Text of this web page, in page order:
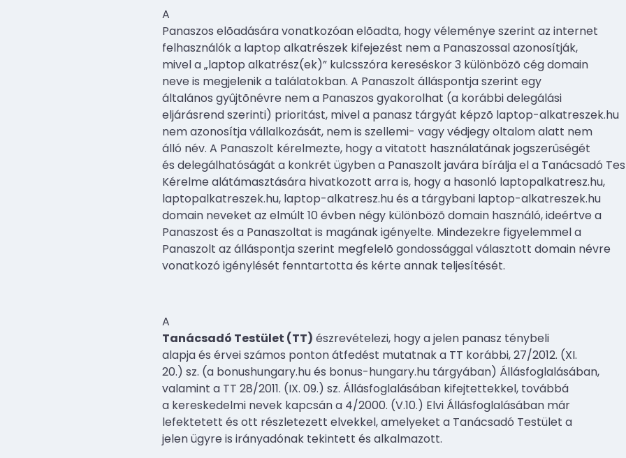
A
Panaszos elõadására vonatkozóan elõadta, hogy véleménye szerint az internet
felhasználók a laptop alkatrészek kifejezést nem a Panaszossal azonosítják,
mivel a „laptop alkatrész(ek)” kulcsszóra kereséskor 3 különbözõ cég domain
neve is megjelenik a találatokban. A Panaszolt álláspontja szerint egy
általános gyûjtõnévre nem a Panaszos gyakorolhat (a korábbi delegálási
eljárásrend szerinti) prioritást, mivel a panasz tárgyát képzõ laptop-alkatreszek.hu
nem azonosítja vállalkozását, nem is szellemi- vagy védjegy oltalom alatt nem
álló név. A Panaszolt kérelmezte, hogy a vitatott használatának jogszerûségét
és delegálhatóságát a konkrét ügyben a Panaszolt javára bírálja el a Tanácsadó
Kérelme alátámasztására hivatkozott arra is, hogy a hasonló laptopalkatresz.hu,
laptopalkatreszek.hu, laptop-alkatresz.hu és a tárgybani laptop-alkatreszek.hu
domain neveket az elmúlt 10 évben négy különbözõ domain használó, ideértve a
Panaszost és a Panaszoltat is magának igényelte. Mindezekre figyelemmel a
Panaszolt az álláspontja szerint megfelelõ gondossággal választott domain névre
vonatkozó igénylését fenntartotta és kérte annak teljesítését.
A
Tanácsadó Testület (TT) észrevételezi, hogy a jelen panasz ténybeli
alapja és érvei számos ponton átfedést mutatnak a TT korábbi, 27/2012. (XI.
20.) sz. (a bonushungary.hu és bonus-hungary.hu tárgyában) Állásfoglalásában,
valamint a TT 28/2011. (IX. 09.) sz. Állásfoglalásában kifejtettekkel, továbbá
a kereskedelmi nevek kapcsán a 4/2000. (V.10.) Elvi Állásfoglalásában már
lefektetett és ott részletezett elvekkel, amelyeket a Tanácsadó Testület a
jelen ügyre is irányadónak tekintett és alkalmazott.